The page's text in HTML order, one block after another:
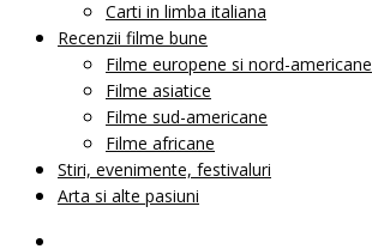
Carti in limba italiana
Recenzii filme bune
Filme europene si nord-americane
Filme asiatice
Filme sud-americane
Filme africane
Stiri, evenimente, festivaluri
Arta si alte pasiuni